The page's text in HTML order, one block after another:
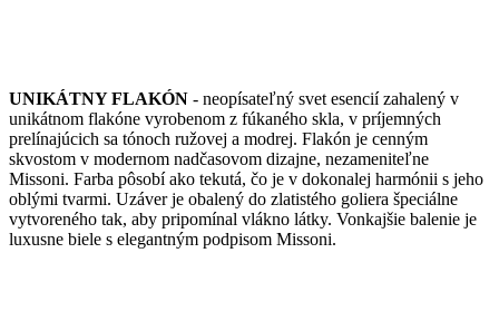
UNIKÁTNY FLAKÓN - neopísateľný svet esencií zahalený v
unikátnom flakóne vyrobenom z fúkaného skla, v príjemných
prelínajúcich sa tónoch ružovej a modrej. Flakón je cenným
skvostom v modernom nadčasovom dizajne, nezameniteľne
Missoni. Farba pôsobí ako tekutá, čo je v dokonalej harmónii s jeho
oblými tvarmi. Uzáver je obalený do zlatistého goliera špeciálne
vytvoreného tak, aby pripomínal vlákno látky. Vonkajšie balenie je
luxusne biele s elegantným podpisom Missoni.